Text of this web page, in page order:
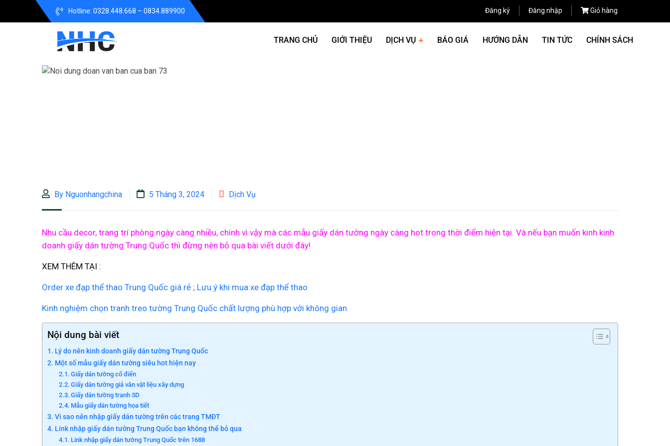
Hotline: 0328.448.668 – 0834.889900 Đăng ký Đăng nhập Giỏ hàng
TRANG CHỦ GIỚI THIỆU DỊCH VỤ BÁO GIÁ HƯỚNG DẪN TIN TỨC CHÍNH SÁCH
By Nguonhangchina 5 Tháng 3, 2024 Dịch Vụ
Nhu cầu decor, trang trí phòng ngày càng nhiều, chính vì vậy mà các mẫu giấy dán tường ngày càng hot trong thời điểm hiện tại. Và nếu bạn muốn kinh kinh
doanh giấy dán tường Trung Quốc thì đừng nên bỏ qua bài viết dưới đây!
XEM THÊM TẠI :
Order xe đạp thể thao Trung Quốc giá rẻ ; Lưu ý khi mua xe đạp thể thao
Kinh nghiệm chọn tranh treo tường Trung Quốc chất lượng phù hợp với không gian
Nội dung bài viết
Lý do nên kinh doanh giấy dán tường Trung Quốc
Một số mẫu giấy dán tường siêu hot hiện nay
Giấy dán tường cổ điển
Giấy dán tường giả vân vật liệu xây dựng
Giấy dán tường tranh 3D
Mẫu giấy dán tường họa tiết
Vì sao nên nhập giấy dán tường trên các trang TMĐT
Link nhập giấy dán tường Trung Quốc bạn không thể bỏ qua
Link nhập giấy dán tường Trung Quốc trên 1688